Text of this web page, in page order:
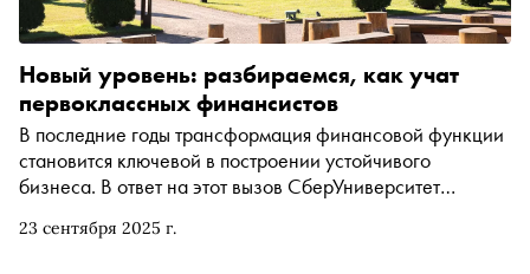
23 сентября 2025 г.
Новый уровень: разбираемся, как учат
первоклассных финансистов
В последние годы трансформация финансовой функции
становится ключевой в построении устойчивого
бизнеса. В ответ на этот вызов СберУниверситет
призванную поддержать профессионалов бизнес-среды